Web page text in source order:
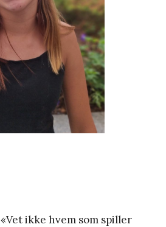
«Vet ikke hvem som spiller